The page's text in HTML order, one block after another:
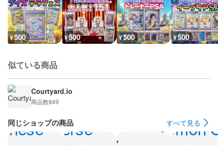
¥500 ¥500 ¥500 ¥500
似ている商品
Courtyard.io
商品数849
同じショップの商品 すべて見る